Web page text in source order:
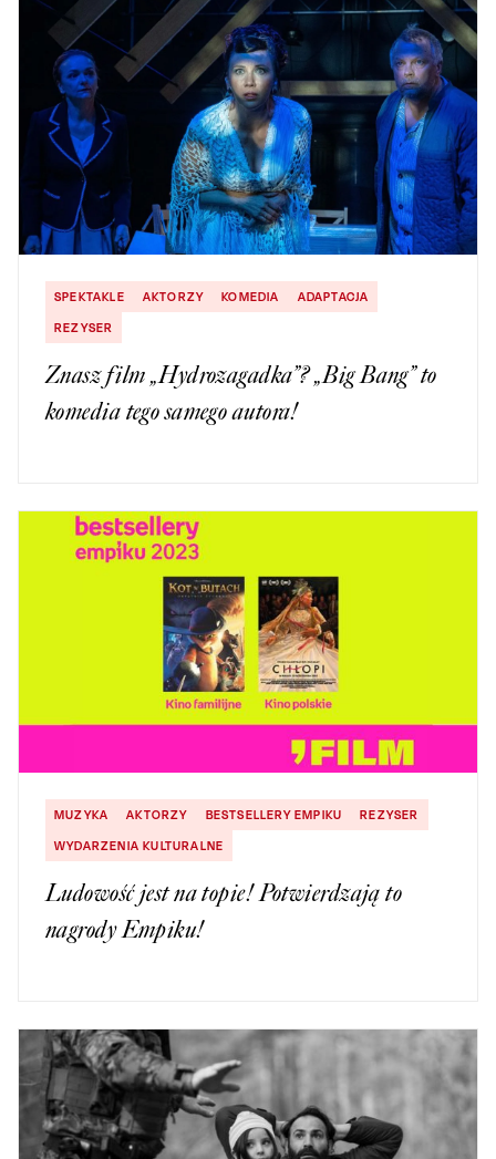
SPEKTAKLE AKTORZY KOMEDIA
ADAPTACJA
REZYSER
Znasz film „Hydrozagadka”? „Big Bang” to
komedia tego samego autora!
MUZYKA AKTORZY BESTSELLERY EMPIKU
REZYSER
WYDARZENIA KULTURALNE
Ludowość jest na topie! Potwierdzają to
nagrody Empiku!